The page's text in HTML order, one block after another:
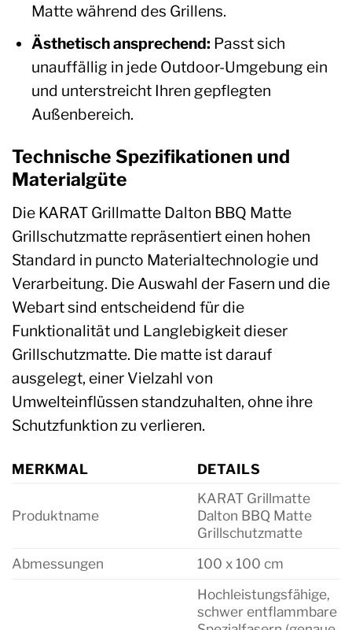
Matte während des Grillens.
Ästhetisch ansprechend: Passt sich
unauffällig in jede Outdoor-Umgebung ein
und unterstreicht Ihren gepflegten
Außenbereich.
Technische Spezifikationen und
Materialgüte
Die KARAT Grillmatte Dalton BBQ Matte
Grillschutzmatte repräsentiert einen hohen
Standard in puncto Materialtechnologie und
Verarbeitung. Die Auswahl der Fasern und die
Webart sind entscheidend für die
Funktionalität und Langlebigkeit dieser
Grillschutzmatte. Die matte ist darauf
ausgelegt, einer Vielzahl von
Umwelteinflüssen standzuhalten, ohne ihre
Schutzfunktion zu verlieren.
MERKMAL DETAILS
Produktname
KARAT Grillmatte
Dalton BBQ Matte
Grillschutzmatte
Abmessungen
100 x 100 cm
Hochleistungsfähige,
schwer entflammbare